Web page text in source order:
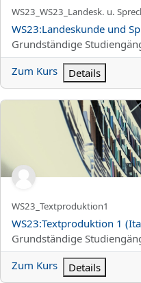
Kurzer Kursname
WS23_WS23_Landesk. u.
Kursname
WS23:Landeskunde und
Kursbereich
Grundständige
Zum Kurs
Details
WS23:Textproduktion 1
Kurzer Kursname
WS23_Textproduktion1
Kursname
WS23:Textproduktion 1
Kursbereich
Grundständige
Zum Kurs
Details